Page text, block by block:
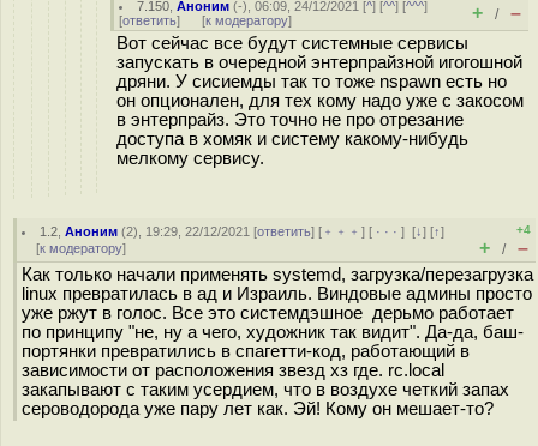
7.150 ,Аноним (-), 06:09, 24/12/2021 [^] [^^] [^^^]
[ответить] [к модератору] + / –
Вот сейчас все будут системные сервисы
запускать в очередной энтерпрайзной игогошной
дряни. У сисиемды так то тоже nspawn есть но
он опционален, для тех кому надо уже с закосом
в энтерпрайз. Это точно не про отрезание
доступа в хомяк и систему какому-нибудь
мелкому сервису.
1.2 ,Аноним (2), 19:29, 22/12/2021 [ответить] [ ﹢﹢﹢] [ · · ·][↓] [↑]
[к модератору]
+4
+ / –
Как только начали применять systemd, загрузка/перезагрузка
linux превратилась в ад и Израиль. Виндовые админы просто
уже ржут в голос. Все это системдэшное дерьмо работает
по принципу "не, ну а чего, художник так видит". Да-да, баш-
портянки превратились в спагетти-код, работающий в
зависимости от расположения звезд хз где. rc.local
закапывают с таким усердием, что в воздухе четкий запах
сероводорода уже пару лет как. Эй! Кому он мешает-то?